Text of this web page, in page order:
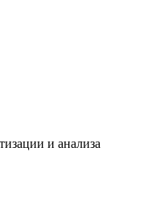
и анализа